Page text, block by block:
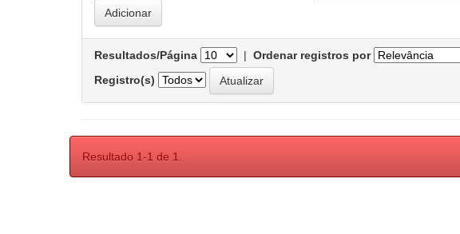
Resultados/Página | Ordenar registros por
Registro(s)
Resultado 1-1 de 1.